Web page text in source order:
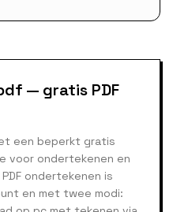
— gratis PDF
een beperkt gratis
voor ondertekenen en
ondertekenen is
en met twee modi: